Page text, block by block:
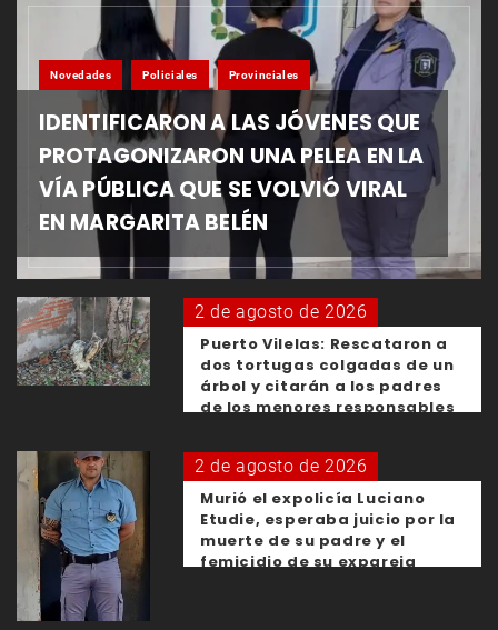
Novedades Policiales Provinciales
IDENTIFICARON A LAS JÓVENES QUE
PROTAGONIZARON UNA PELEA EN LA
VÍA PÚBLICA QUE SE VOLVIÓ VIRAL
EN MARGARITA BELÉN
2 de agosto de 2026
Puerto Vilelas: Rescataron a
dos tortugas colgadas de un
árbol y citarán a los padres
de los menores responsables
2 de agosto de 2026
Murió el expolicía Luciano
Etudie, esperaba juicio por la
muerte de su padre y el
femicidio de su expareja